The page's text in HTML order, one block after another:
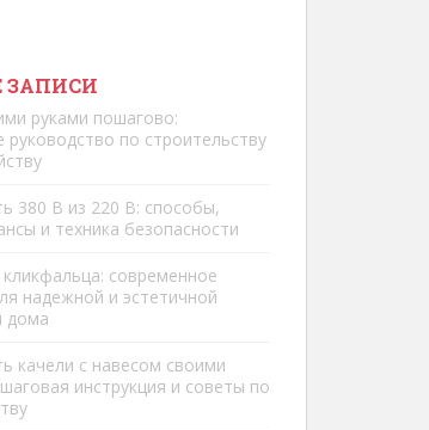
ЗАПИСИ
руками пошагово:
руководство по строительству
380 В из 220 В: способы,
и техника безопасности
современное
надежной и эстетичной
дома
качели с навесом своими
инструкция и советы по